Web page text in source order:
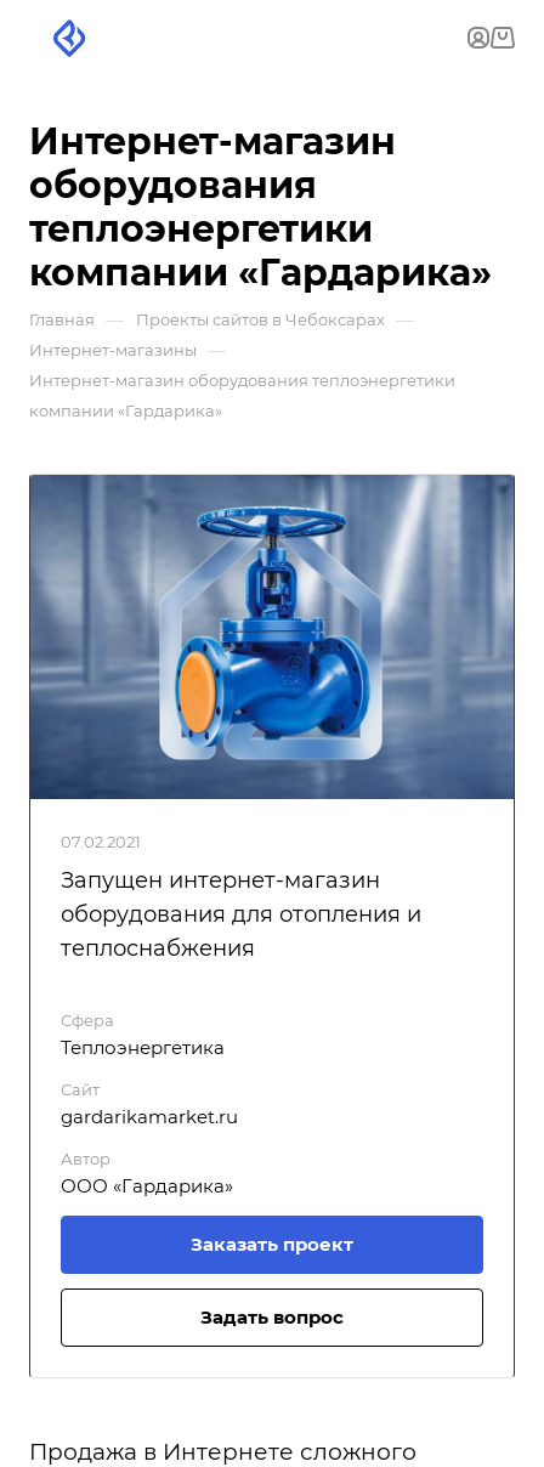
Интернет-магазин
оборудования
теплоэнергетики
компании «Гардарика»
Главная — Проекты сайтов в Чебоксарах —
Интернет-магазины —
Интернет-магазин оборудования теплоэнергетики
компании «Гардарика»
07.02.2021
Запущен интернет-магазин
оборудования для отопления и
теплоснабжения
Сфера
Теплоэнергетика
Сайт
gardarikamarket.ru
Автор
ООО «Гардарика»
Заказать проект
Задать вопрос
Продажа в Интернете сложного